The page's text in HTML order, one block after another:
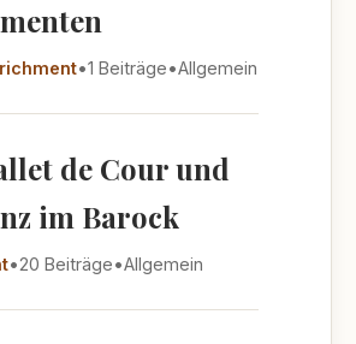
•1 Beiträge•Allgemein
de Cour und
im Barock
•20 Beiträge•Allgemein